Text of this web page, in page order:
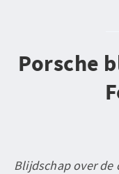
Porsche
Blijdschap over de